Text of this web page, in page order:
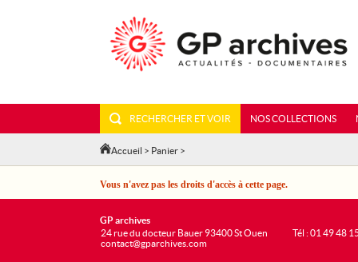
RECHERCHER ET VOIR NOS COLLECTIONS
Accueil > Panier >
Vous n'avez pas les droits d'accès à cette page.
GP archives
24 rue du docteur Bauer 93400 St Ouen
contact@gparchives.com
Tél : 01 49 48